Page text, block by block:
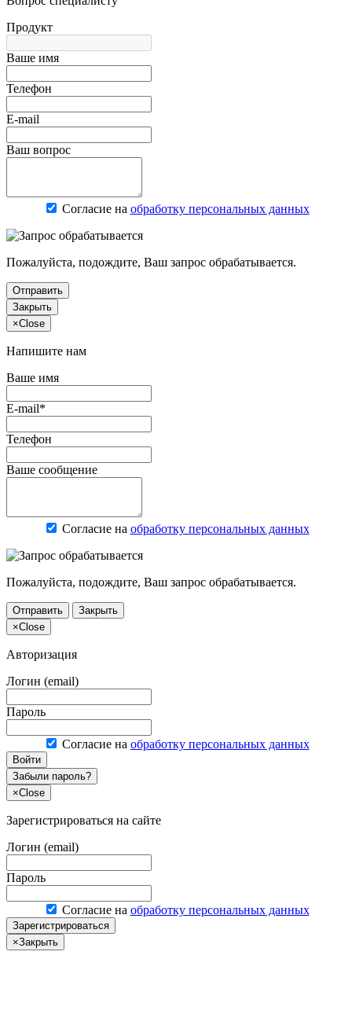
Продукт
Ваше имя
Телефон
E-mail
Ваш вопрос
Согласие на обработку персональных данных
Пожалуйста, подождите, Ваш запрос обрабатывается.
Отправить
Закрыть
×Close
Напишите нам
Ваше имя
E-mail*
Телефон
Ваше сообщение
Согласие на обработку персональных данных
Пожалуйста, подождите, Ваш запрос обрабатывается.
Отправить
Закрыть
×Close
Авторизация
Логин (email)
Пароль
Согласие на обработку персональных данных
Войти
Забыли пароль?
×Close
Зарегистрироваться на сайте
Логин (email)
Пароль
Согласие на обработку персональных данных
Зарегистрироваться
×Закрыть